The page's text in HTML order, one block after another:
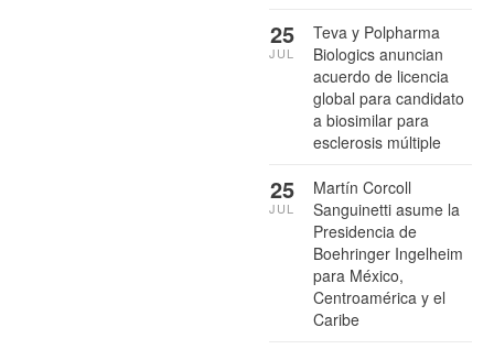
Teva y Polpharma
Biologics anuncian
acuerdo de licencia
global para candidato
a biosimilar para
esclerosis múltiple
25
JUL
Martín Corcoll
Sanguinetti asume la
Presidencia de
Boehringer Ingelheim
para México,
Centroamérica y el
Caribe
25
JUL